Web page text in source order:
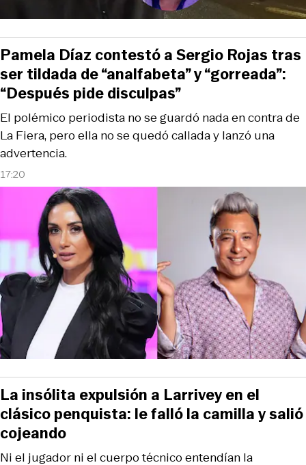
17:20
El polémico periodista no se guardó nada en contra de
La Fiera, pero ella no se quedó callada y lanzó una
advertencia.
Pamela Díaz contestó a Sergio Rojas tras
ser tildada de “analfabeta” y “gorreada”:
“Después pide disculpas”
Ni el jugador ni el cuerpo técnico entendían la
La insólita expulsión a Larrivey en el
clásico penquista: le falló la camilla y salió
cojeando